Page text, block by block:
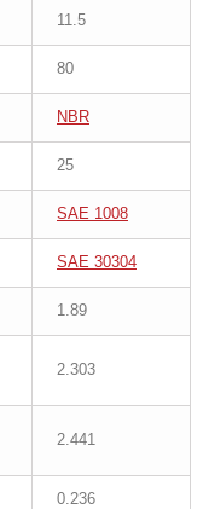
11.5
80
NBR
25
SAE 1008
SAE 30304
1.89
2.303
2.441
0.236